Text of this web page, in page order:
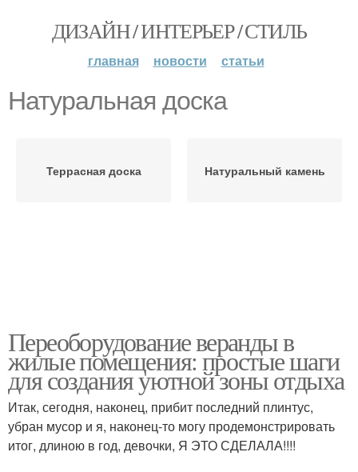
ДИЗАЙН / ИНТЕРЬЕР / СТИЛЬ
главная новости статьи
Натуральная доска
Террасная доска Натуральный камень
Переоборудование веранды в
жилые помещения: простые шаги
для создания уютной зоны отдыха
Итак, сегодня, наконец, прибит последний плинтус,
убран мусор и я, наконец-то могу продемонстрировать
итог, длиною в год, девочки, Я ЭТО СДЕЛАЛА!!!!